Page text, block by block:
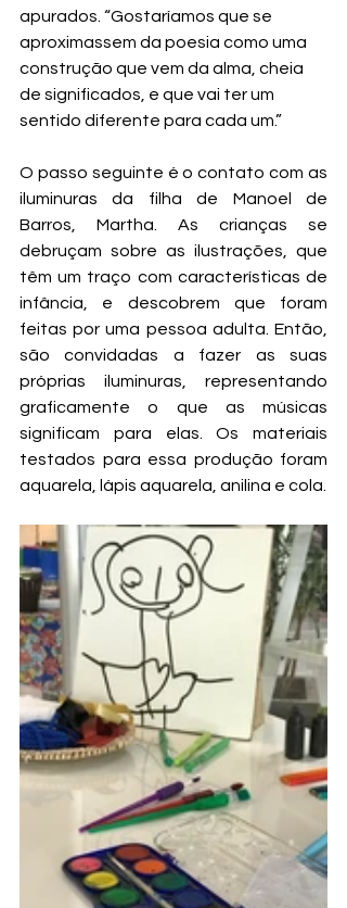
apurados. “Gostaríamos que se
aproximassem da poesia como uma
construção que vem da alma, cheia
de significados, e que vai ter um
sentido diferente para cada um.”
O passo seguinte é o contato com as
iluminuras da filha de Manoel de
Barros, Martha. As crianças se
debruçam sobre as ilustrações, que
têm um traço com características de
infância, e descobrem que foram
feitas por uma pessoa adulta. Então,
são convidadas a fazer as suas
próprias iluminuras, representando
graficamente o que as músicas
significam para elas. Os materiais
testados para essa produção foram
aquarela, lápis aquarela, anilina e cola.